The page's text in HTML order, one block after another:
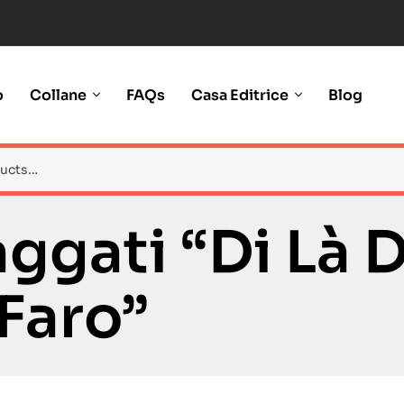
Collane FAQs Casa Editrice Blog
“di Là